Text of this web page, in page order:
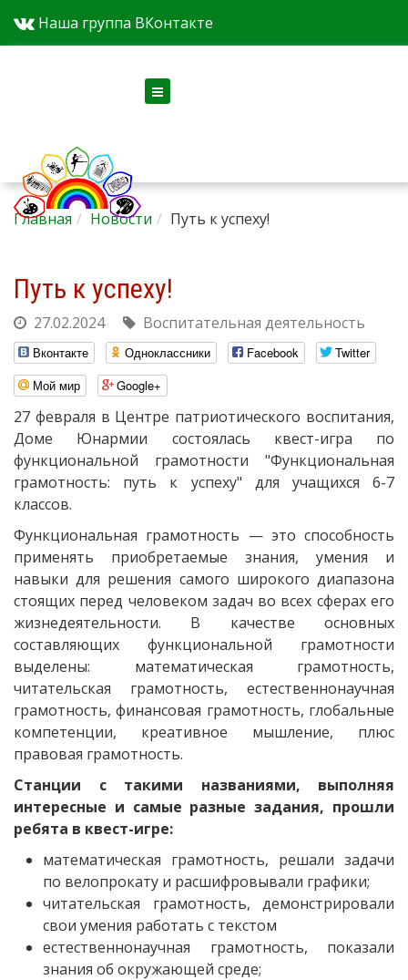
Наша группа ВКонтакте
Главная Новости Путь к успеху!
Путь к успеху!
27.02.2024 Воспитательная деятельность
Вконтакте Одноклассники Facebook
Twitter
Мой мир
Google+
27 февраля в Центре патриотического воспитания,
Доме Юнармии состоялась квест-игра по
функциональной грамотности "Функциональная
грамотность: путь к успеху" для учащихся 6-7
классов.
Функциональная грамотность — это способность
применять приобретаемые знания, умения и
навыки для решения самого широкого диапазона
стоящих перед человеком задач во всех сферах его
жизнедеятельности. В качестве основных
составляющих функциональной грамотности
выделены: математическая грамотность,
читательская грамотность, естественнонаучная
грамотность, финансовая грамотность, глобальные
компетенции, креативное мышление, плюс
правовая грамотность.
Станции с такими названиями, выполняя
интересные и самые разные задания, прошли
ребята в квест-игре:
математическая грамотность, решали задачи
по велопрокату и расшифровывали графики;
читательская грамотность, демонстрировали
свои умения работать с текстом
естественнонаучная грамотность, показали
знания об окружающей среде;